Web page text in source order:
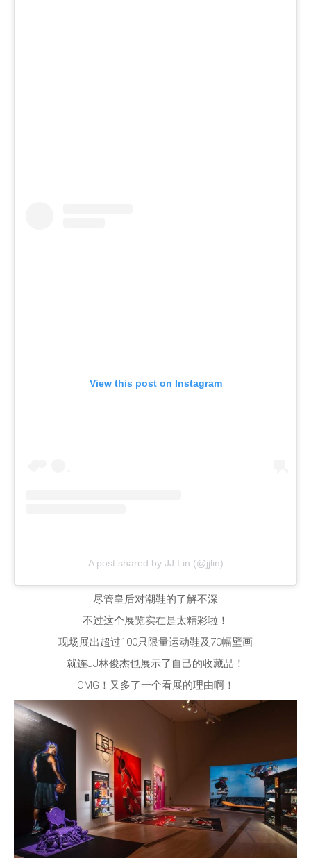
View this post on Instagram
A post shared by JJ Lin (@jjlin)
尽管皇后对潮鞋的了解不深
不过这个展览实在是太精彩啦！
现场展出超过100只限量运动鞋及70幅壁画
就连JJ林俊杰也展示了自己的收藏品！
OMG！又多了一个看展的理由啊！